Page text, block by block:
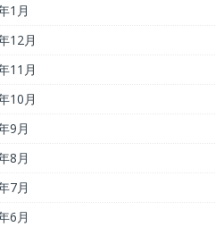
1月
12月
11月
10月
9月
8月
7月
6月